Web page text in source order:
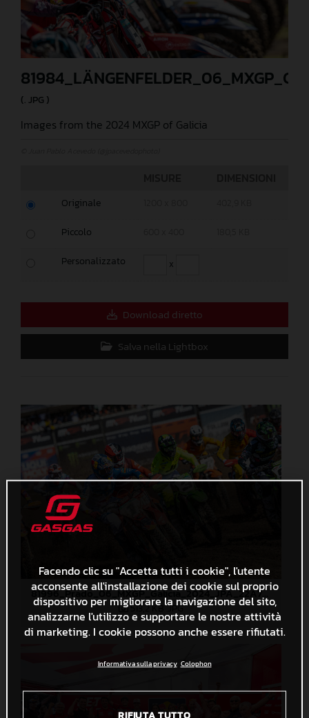
(. JPG )
Images from the 2024 MXGP of Galicia
Originale
Piccolo
Personalizzato x
Download diretto
Salva nella Lightbox
81996_Prado_06_MXGP_Galicia_2024_JPA_22A7401
513,2 KB .JPG
Facendo clic su "Accetta tutti i cookie", l'utente
acconsente all'installazione dei cookie sul proprio
dispositivo per migliorare la navigazione del sito,
analizzarne l'utilizzo e supportare le nostre attività
di marketing. I cookie possono anche essere rifiutati.
Informativa sulla privacy Colophon